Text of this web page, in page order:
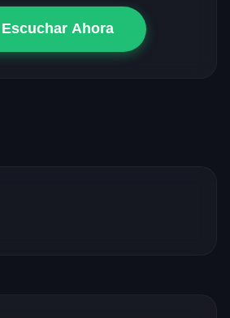
Escuchar Ahora